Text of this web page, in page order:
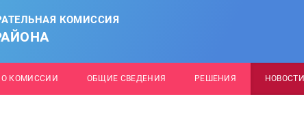
КОМИССИЯ
О КОМИССИИ ОБЩИЕ СВЕДЕНИЯ РЕШЕНИЯ НОВОСТИ